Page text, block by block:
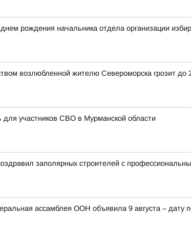
рождения начальника отдела организации
возлюбленной жителю Североморска грозит до
для участников СВО в Мурманской области
заполярных строителей с
ассамблея ООН объявила 9 августа –